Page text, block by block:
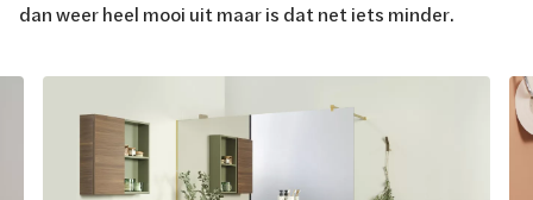
dan weer heel mooi uit maar is dat net iets minder.